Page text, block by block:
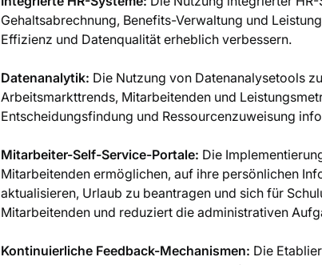
Gehaltsabrechnung, Benefits-Verwaltung und
Effizienz und Datenqualität erheblich verbessern.
Datenanalytik: Die Nutzung von Datenanalysetools
Arbeitsmarkttrends, Mitarbeitenden und
Entscheidungsfindung und Ressourcenzuweisung
Mitarbeiter-Self-Service-Portale: Die
Mitarbeitenden ermöglichen, auf ihre persönlichen
aktualisieren, Urlaub zu beantragen und sich für
Mitarbeitenden und reduziert die administrativen
Kontinuierliche Feedback-Mechanismen: Die